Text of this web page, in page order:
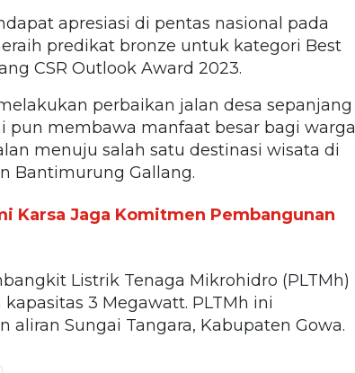
apresiasi di pentas nasional pada
predikat bronze untuk kategori Best
CSR Outlook Award 2023.
perbaikan jalan desa sepanjang
pun membawa manfaat besar bagi warga
menuju salah satu destinasi wisata di
Bantimurung Gallang.
Karsa Jaga Komitmen Pembangunan
Listrik Tenaga Mikrohidro (PLTMh)
3 Megawatt. PLTMh ini
Sungai Tangara, Kabupaten Gowa.